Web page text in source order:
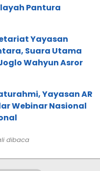
Pantura
Yayasan
Suara Utama
Wahyun Asror
Yayasan AR
Webinar Nasional
dibaca